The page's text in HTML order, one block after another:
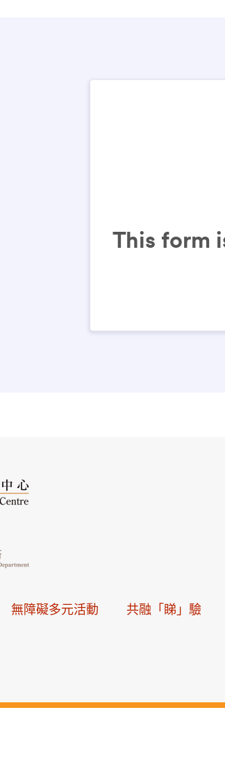
無障礙多元活動 共融「睇」驗